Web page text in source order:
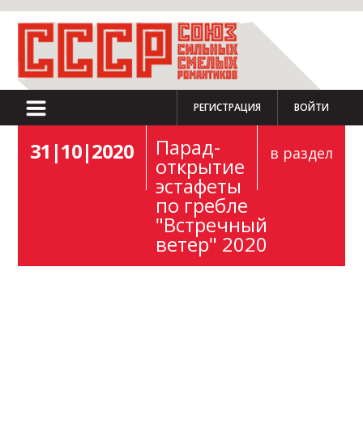
РЕГИСТРАЦИЯ ВОЙТИ
31|10|2020 в раздел
Парад-
открытие
эстафеты
по гребле
"Встречный
ветер" 2020